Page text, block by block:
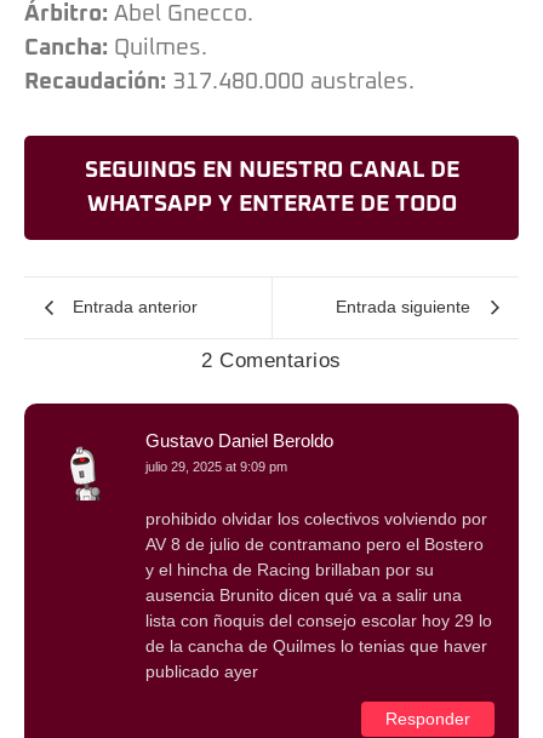
Árbitro: Abel Gnecco.
Cancha: Quilmes.
Recaudación: 317.480.000 australes.
SEGUINOS EN NUESTRO CANAL DE
WHATSAPP Y ENTERATE DE TODO
Entrada anterior Entrada siguiente
2 Comentarios
Gustavo Daniel Beroldo
julio 29, 2025 at 9:09 pm
prohibido olvidar los colectivos volviendo por
AV 8 de julio de contramano pero el Bostero
y el hincha de Racing brillaban por su
ausencia Brunito dicen qué va a salir una
lista con ñoquis del consejo escolar hoy 29 lo
de la cancha de Quilmes lo tenias que haver
publicado ayer
Responder